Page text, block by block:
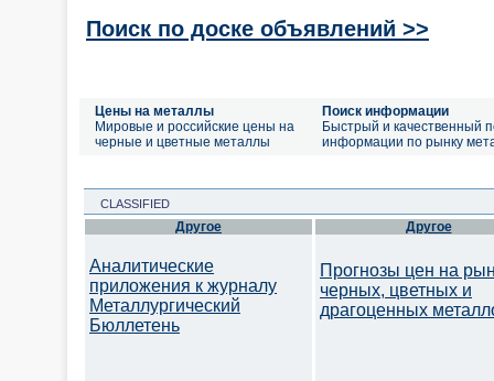
Поиск по доске объявлений >>
Цены на металлы
Мировые и российские цены на
черные и цветные металлы
Поиск информации
Быстрый и качественный
информации по рынку
CLASSIFIED
Другое
Аналитические
приложения к журналу
Металлургический
Бюллетень
Другое
Прогнозы цен на
черных, цветных и
драгоценных